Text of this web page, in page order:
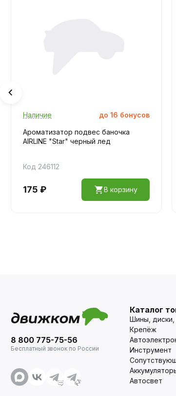
Наличие до 16 бонусов
Ароматизатор подвес баночка
AIRLINE "Star" черный лед
Код 246112
175 ₽ В корзину
8 800 775-75-56
Бесплатный звонок по России
Каталог
Шины, диски,
Крепёж
Инструмент
Автосвет